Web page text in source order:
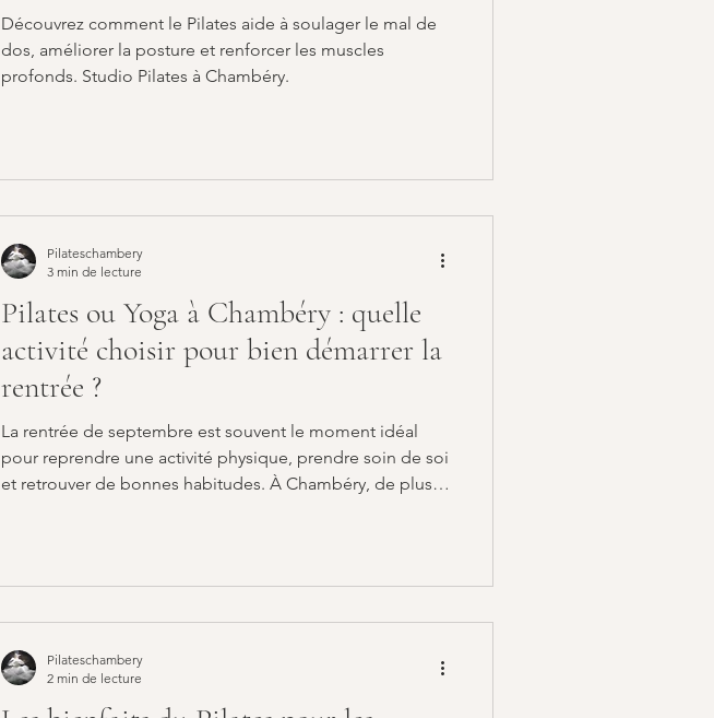
Découvrez comment le Pilates aide à soulager le mal de
dos, améliorer la posture et renforcer les muscles
profonds. Studio Pilates à Chambéry.
Pilates ou Yoga à Chambéry : quelle
activité choisir pour bien démarrer la
rentrée ?
La rentrée de septembre est souvent le moment idéal
pour reprendre une activité physique, prendre soin de soi
et retrouver de bonnes habitudes. À Chambéry, de plus
Yoga. Ces deux pratiques offrent de nombreux bienfaits
Pilateschambery
3 min de lecture
Pilateschambery
2 min de lecture